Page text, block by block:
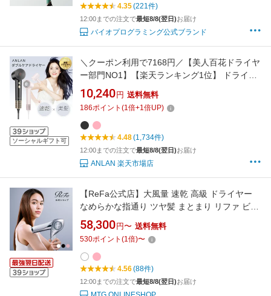
4.35(221件)
12:00までの注文で最短8/8(翌日)お届け
バイオプログラミング公式ブランド
ソーシャルギフト可
＼クーポン利用で7168円／【美人百花ドライヤ
ー部門NO1】【楽天ランキング1位】 ドライヤ
ー 大風量 速乾 21m/s大風速 2億高濃度マイナ
スイオン 軽量 人気 おすすめ ヘアドライヤー ダ
ブルケアドライヤー 最高 美髪 どらいやー 高性
能 ピンク ブラック ANLAN
10,240 円 送料無料
186ポイント (1倍+1倍UP)
4.48(1,734件)
12:00までの注文で最短8/8(翌日)お届け
ANLAN 楽天市場店
【ReFa公式店】大風量 速乾 高級 ドライヤー
なめらかな指通り ツヤ髪 まとまり リファ ビュ
ーテック BX リファ公式店 ダブルセンシング ギ
フト リファ 大風量 速乾 夏 ReFa プレゼント
ギフト ヘアケア 梅雨
58,300 円〜 送料無料
530ポイント (1倍)〜
4.56(88件)
12:00までの注文で最短8/8(翌日)お届け